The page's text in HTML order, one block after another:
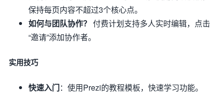
保持每页内容不超过3个核心点。
如何与团队协作？ 付费计划支持多人实时编辑，点击
“邀请”添加协作者。
实用技巧
快速入门：使用Prezi的教程模板，快速学习功能。